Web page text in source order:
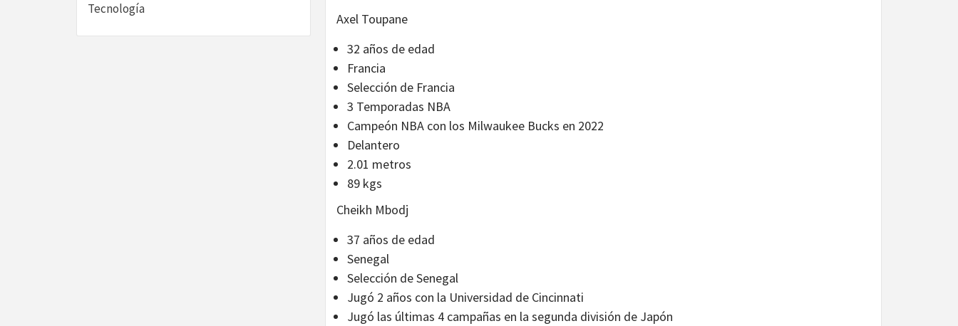
Axel Toupane
32 años de edad
Francia
Selección de Francia
3 Temporadas NBA
Campeón NBA con los Milwaukee Bucks en 2022
Delantero
2.01 metros
89 kgs
Cheikh Mbodj
37 años de edad
Senegal
⁠Selección de Senegal
Jugó 2 años con la Universidad de Cincinnati
Jugó las últimas 4 campañas en la segunda división de Japón
Tecnología